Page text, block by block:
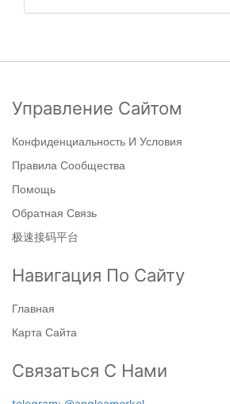
Управление Сайтом
Конфиденциальность И Условия
Правила Сообщества
Помощь
Обратная Связь
极速接码平台
Навигация По Сайту
Главная
Карта Сайта
Связаться С Нами